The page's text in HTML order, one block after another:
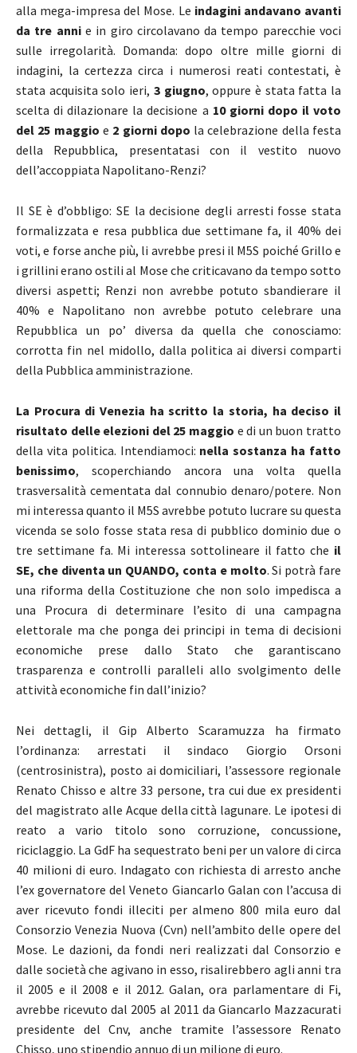
alla mega-impresa del Mose. Le indagini andavano avanti
da tre annie in giro circolavano da tempo parecchie voci
sulle irregolarità. Domanda: dopo oltre mille giorni di
indagini, la certezza circa i numerosi reati contestati, è
stata acquisita solo ieri, 3 giugno, oppure è stata fatta la
scelta di dilazionare la decisione a 10 giorni dopo il voto
del 25 maggio e 2 giorni dopo la celebrazione della festa
della Repubblica, presentatasi con il vestito nuovo
dell’accoppiata Napolitano-Renzi?
Il SE è d’obbligo: SE la decisione degli arresti fosse stata
formalizzata e resa pubblica due settimane fa, il 40% dei
voti, e forse anche più, li avrebbe presi il M5S poiché Grillo e
i grillini erano ostili al Mose che criticavano da tempo sotto
diversi aspetti; Renzi non avrebbe potuto sbandierare il
40% e Napolitano non avrebbe potuto celebrare una
Repubblica un po’ diversa da quella che conosciamo:
corrotta fin nel midollo, dalla politica ai diversi comparti
della Pubblica amministrazione.
La Procura di Venezia ha scritto la storia, ha deciso il
risultato delle elezioni del 25 maggio e di un buon tratto
della vita politica. Intendiamoci: nella sostanza ha fatto
benissimo, scoperchiando ancora una volta quella
trasversalità cementata dal connubio denaro/potere. Non
mi interessa quanto il M5S avrebbe potuto lucrare su questa
vicenda se solo fosse stata resa di pubblico dominio due o
tre settimane fa. Mi interessa sottolineare il fatto che il
SE, che diventa un QUANDO, conta e molto. Si potrà fare
una riforma della Costituzione che non solo impedisca a
una Procura di determinare l’esito di una campagna
elettorale ma che ponga dei principi in tema di decisioni
economiche prese dallo Stato che garantiscano
trasparenza e controlli paralleli allo svolgimento delle
attività economiche fin dall’inizio?
Nei dettagli, il Gip Alberto Scaramuzza ha firmato
l’ordinanza: arrestati il sindaco Giorgio Orsoni
(centrosinistra), posto ai domiciliari, l’assessore regionale
Renato Chisso e altre 33 persone, tra cui due ex presidenti
del magistrato alle Acque della città lagunare. Le ipotesi di
reato a vario titolo sono corruzione, concussione,
riciclaggio. La GdF ha sequestrato beni per un valore di circa
40 milioni di euro. Indagato con richiesta di arresto anche
l’ex governatore del Veneto Giancarlo Galan con l’accusa di
aver ricevuto fondi illeciti per almeno 800 mila euro dal
Consorzio Venezia Nuova (Cvn) nell’ambito delle opere del
Mose. Le dazioni, da fondi neri realizzati dal Consorzio e
dalle società che agivano in esso, risalirebbero agli anni tra
il 2005 e il 2008 e il 2012. Galan, ora parlamentare di Fi,
avrebbe ricevuto dal 2005 al 2011 da Giancarlo Mazzacurati
presidente del Cnv, anche tramite l’assessore Renato
Chisso, uno stipendio annuo di un milione di euro.